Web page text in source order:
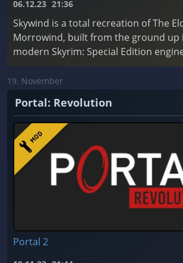
06.12.23 21:36
Skywind is a total recreation of The
Morrowind, built from the ground up
modern Skyrim: Special Edition
19. November
Portal: Revolution
Portal 2